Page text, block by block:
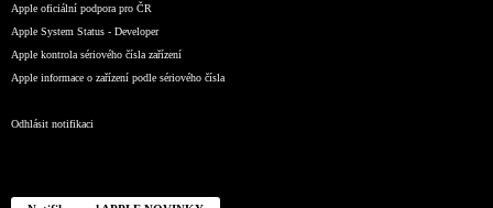
Apple oficiální podpora pro ČR
Apple System Status - Developer
Apple kontrola sériového čísla zařízení
Apple informace o zařízení podle sériového čísla
Odhlásit notifikaci